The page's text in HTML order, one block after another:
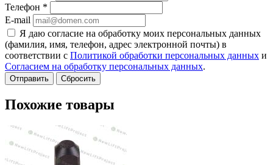
Телефон *
E-mail
Я даю согласие на обработку моих персональных данных
(фамилия, имя, телефон, адрес электронной почты) в
соответствии с Политикой обработки персональных данных и
Согласием на обработку персональных данных.
Сбросить
Похожие товары